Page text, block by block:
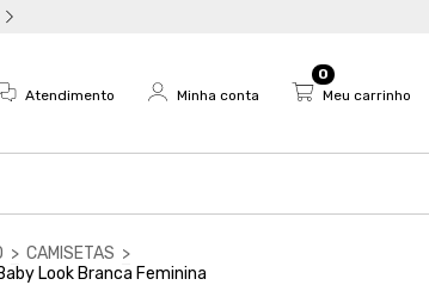
Atendimento Minha conta Meu carrinho
0
> CAMISETAS >
Look Branca Feminina